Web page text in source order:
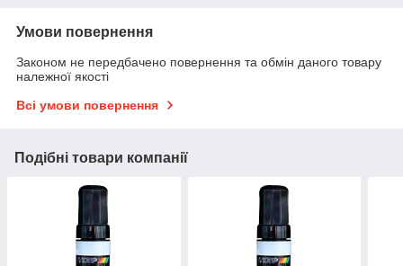
Умови повернення
Законом не передбачено повернення та обмін даного товару
належної якості
Всі умови повернення
Подібні товари компанії